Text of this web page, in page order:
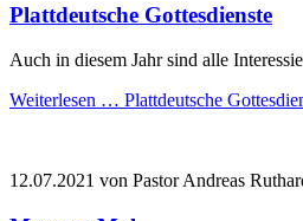
Plattdeutsche Gottesdienste
Auch in diesem Jahr sind alle
Weiterlesen … Plattdeutsche
12.07.2021 von Pastor Andreas